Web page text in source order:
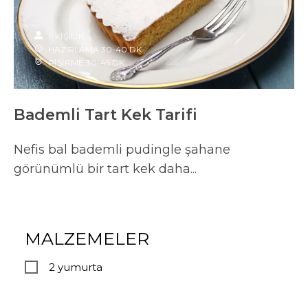
KİŞİLİK
HAZIRLAMA 30-40 DK
PİŞİRME 30-45 DK
Bademli Tart Kek Tarifi
Nefis bal bademli pudingle şahane
görünümlü bir tart kek daha...
MALZEMELER
2 yumurta